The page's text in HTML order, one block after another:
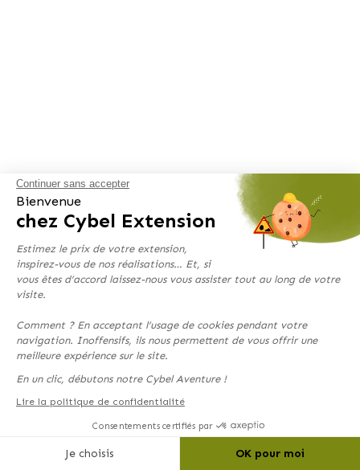
Continuer sans accepter
Bienvenue
chez Cybel Extension
Estimez le prix de votre extension,
inspirez-vous de nos réalisations… Et, si
vous êtes d’accord laissez-nous vous assister tout au long de votre
visite.
Comment ? En acceptant l’usage de cookies pendant votre
navigation. Inoffensifs, ils nous permettent de vous offrir une
meilleure expérience sur le site.
En un clic, débutons notre Cybel Aventure !
Lire la politique de confidentialité
Consentements certifiés par
Je choisis OK pour moi